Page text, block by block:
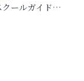
クールガイド…